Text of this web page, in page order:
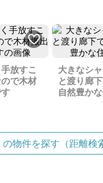
放すこ
で木材
大きなシ
と渡り廊
自然豊か
物件を探す（距離検